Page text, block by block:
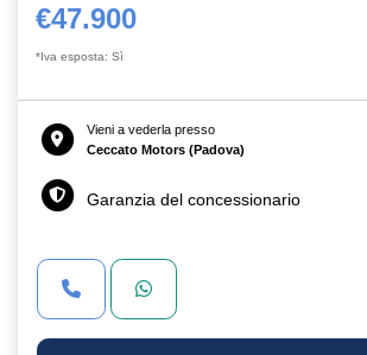
€47.900
*Iva esposta: Sì
Vieni a vederla presso
Ceccato Motors (Padova)
Garanzia del concessionario